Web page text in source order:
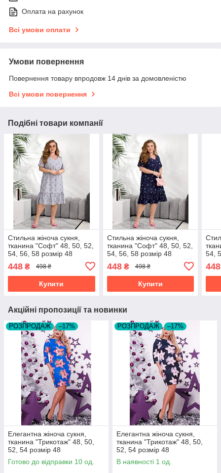
Оплата на рахунок
Всі умови оплати
Умови повернення
Повернення товару впродовж 14 днів за домовленістю
Всі умови повернення
Подібні товари компанії
Стильна жіноча сукня,
тканина "Софт" 48, 50, 52,
54, 56, 58 розмір 48
448 ₴ 498 ₴
Купити
Стильна жіноча сукня,
тканина "Софт" 48, 50, 52,
54, 56, 58 розмір 48
448₴ 498 ₴
Купити
54,
448
Акційні пропозиції та новинки
РОЗПРОДАЖ –17%
Елегантна жіноча сукня,
тканина "Трикотаж" 48, 50,
52, 54 розмір 48
Готово до відправки 10 од.
РОЗПРОДАЖ –17%
Елегантна жіноча сукня,
тканина "Трикотаж" 48, 50,
52, 54 розмір 48
В наявності 1 од.